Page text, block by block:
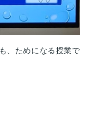
、ためになる授業で